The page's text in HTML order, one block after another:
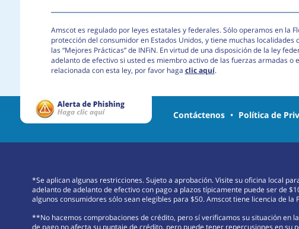
Amscot es regulado por leyes estatales y federales. Sólo operamos en la
protección del consumidor en Estados Unidos, y tiene muchas
las “Mejores Prácticas” de INFiN. En virtud de una disposición de la ley
adelanto de efectivo si usted es miembro activo de las fuerzas armadas o
relacionada con esta ley, por favor haga clic aquí.
Contáctenos • Política de
*Se aplican algunas restricciones. Sujeto a aprobación. Visite su oficina local
adelanto de adelanto de efectivo con pago a plazos típicamente puede ser de
algunos consumidores sólo sean elegibles para $50. Amscot tiene licencia de
**No hacemos comprobaciones de crédito, pero sí verificamos su situación en
de pago no afecta su puntaje de crédito, pero puede tener repercusiones en